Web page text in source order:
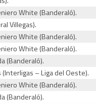
White (Banderaló).
Villegas).
White (Banderaló).
White (Banderaló).
(Banderaló).
– Liga del Oeste).
White (Banderaló).
(Banderaló).